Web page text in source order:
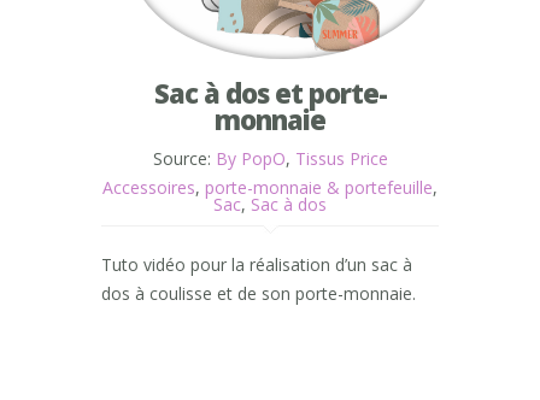
Sac à dos et porte-
monnaie
Source: By PopO, Tissus Price
Accessoires, porte-monnaie & portefeuille,
Sac, Sac à dos
Tuto vidéo pour la réalisation d’un sac à
dos à coulisse et de son porte-monnaie.